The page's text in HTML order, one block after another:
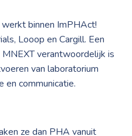
binnen ImPHAct!
Looop en Cargill. Een
verantwoordelijk is
van laboratorium
en communicatie.
ze dan PHA vanuit